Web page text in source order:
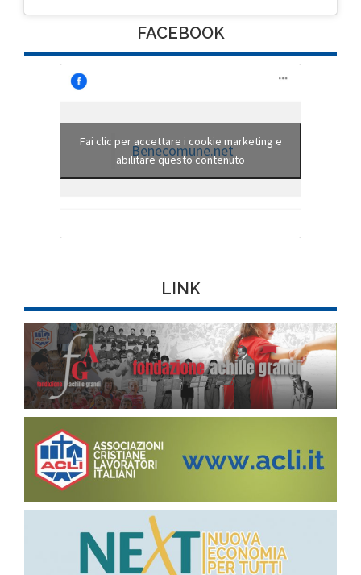
FACEBOOK
Benecomune.net
Fai clic per accettare i cookie marketing e
abilitare questo contenuto
LINK